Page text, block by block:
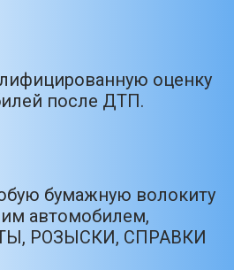
оценку
после ДТП.
бумажную волокиту
автомобилем,
РОЗЫСКИ, СПРАВКИ